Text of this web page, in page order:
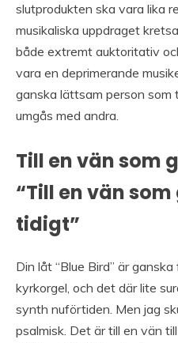
slutprodukten ska vara lika
musikaliska uppdraget
både extremt auktoritativ
vara en deprimerande
ganska lättsam person
umgås med andra.
Till en vän som
“Till en vän
tidigt”
Din låt “Blue Bird” är
kyrkorgel, och det där lite
synth nuförtiden. Men jag
psalmisk. Det är till en vän